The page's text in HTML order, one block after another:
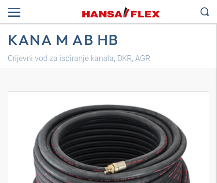
KANA M AB HB
Crijevni vod za ispiranje kanala, DKR, AGR